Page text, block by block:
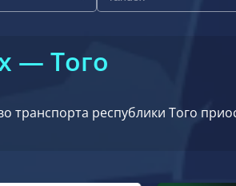
— Того
транспорта республики Того